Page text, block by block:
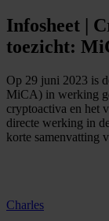
Infosheet |
toezicht:
Op 29 juni 2023 is
MiCA) in werking
cryptoactiva en het
directe werking in
korte samenvatting
Charles